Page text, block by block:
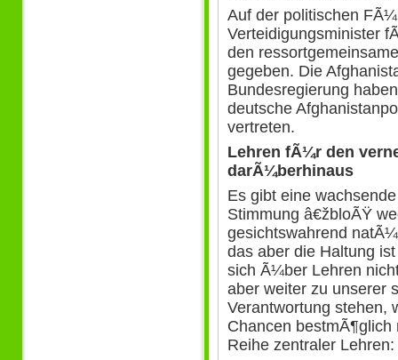
Auf der politischen
Verteidigungsminister
den
gegeben. Die
Bundesregierung
deutsche
vertreten.
Lehren fÃ¼r den
darÃ¼berhinaus
Es gibt eine
Stimmung â€žbloÃŸ
gesichtswahrend
das aber die Haltung
sich Ã¼ber Lehren
aber weiter zu unserer
Verantwortung stehen,
Chancen
Reihe zentraler Lehren: